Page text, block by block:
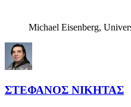
Michael Eisenberg,
ΣΤΕΦΑΝΟΣ ΝΙΚΗΤΑΣ